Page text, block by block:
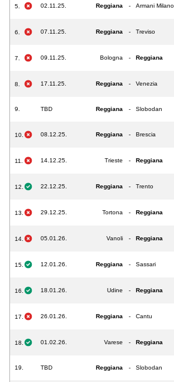
5. 02.11.25. Reggiana - Armani Milano
6. 07.11.25. Reggiana - Treviso
7. 09.11.25. Bologna - Reggiana
8. 17.11.25. Reggiana - Venezia
9. TBD Reggiana - Slobodan
10. 08.12.25. Reggiana - Brescia
11. 14.12.25. Trieste - Reggiana
12. 22.12.25. Reggiana - Trento
13. 29.12.25. Tortona - Reggiana
14. 05.01.26. Vanoli - Reggiana
15. 12.01.26. Reggiana - Sassari
16. 18.01.26. Udine - Reggiana
17. 26.01.26. Reggiana - Cantu
18. 01.02.26. Varese - Reggiana
19. TBD Reggiana - Slobodan